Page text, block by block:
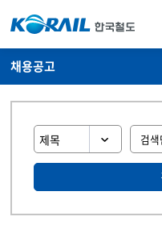
채용공고